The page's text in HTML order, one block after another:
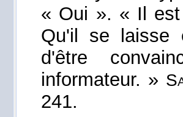
« Oui ». « Il
Qu'il se laisse
d'être
informateur. »
241.